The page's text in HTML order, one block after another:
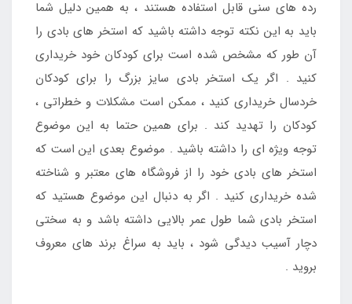
رده های سنی قابل استفاده هستند ، به همین دلیل شما
باید به این نکته توجه داشته باشید که استخر های بادی را
آن طور که مشخص شده است برای کودکان خود خریداری
کنید . اگر یک استخر بادی سایز بزرگ را برای کودکان
خردسال خریداری کنید ، ممکن است مشکلات و خطراتی ،
کودکان را تهدید کند . برای همین حتما به این موضوع
توجه ویژه ای را داشته باشید . موضوع بعدی این است که
استخر های بادی خود را از فروشگاه های معتبر و شناخته
شده خریداری کنید . اگر به دنبال این موضوع هستید که
استخر بادی شما طول عمر بالایی داشته باشد و به سختی
دچار آسیب دیدگی شود ، باید به سراغ برند های معروف
بروید .